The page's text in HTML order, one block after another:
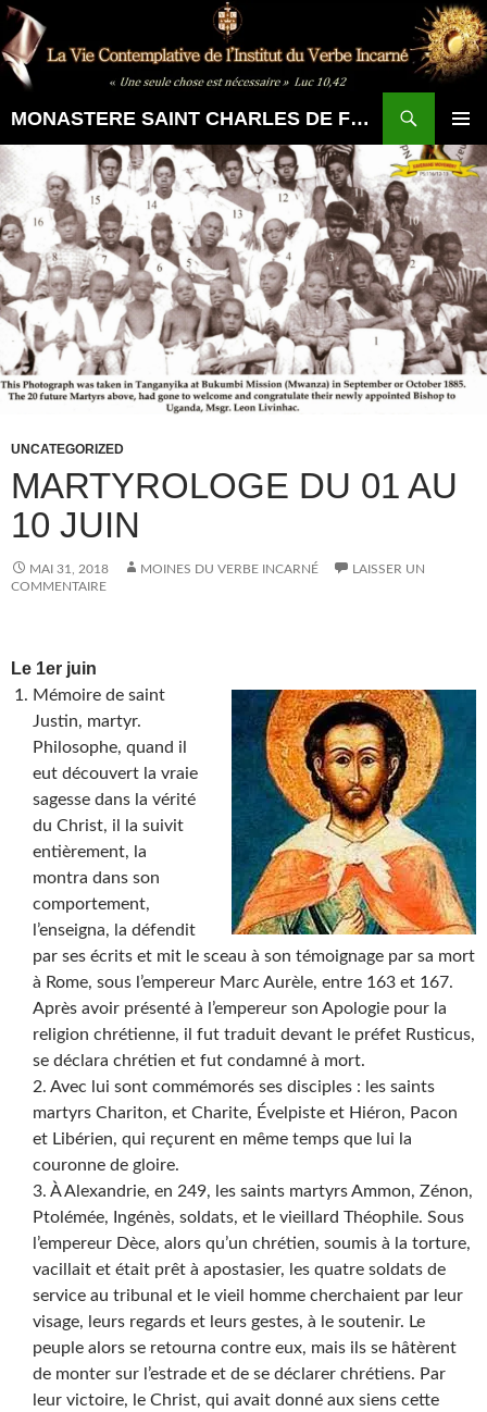
Aller
au
contenu
MONASTERE SAINT CHARLES DE FOUCAULD
MENU
UNCATEGORIZED
MARTYROLOGE DU 01 AU
10 JUIN
MAI 31, 2018 MOINES DU VERBE INCARNÉ
LAISSER UN
COMMENTAIRE
Le 1er juin
Mémoire de saint
Justin, martyr.
Philosophe, quand il
eut découvert la vraie
sagesse dans la vérité
du Christ, il la suivit
entièrement, la
montra dans son
comportement,
l’enseigna, la défendit
par ses écrits et mit le sceau à son témoignage par sa mort
à Rome, sous l’empereur Marc Aurèle, entre 163 et 167.
Après avoir présenté à l’empereur son Apologie pour la
religion chrétienne, il fut traduit devant le préfet Rusticus,
se déclara chrétien et fut condamné à mort.
2. Avec lui sont commémorés ses disciples : les saints
martyrs Chariton, et Charite, Évelpiste et Hiéron, Pacon
et Libérien, qui reçurent en même temps que lui la
couronne de gloire.
3. À Alexandrie, en 249, les saints martyrs Ammon, Zénon,
Ptolémée, Ingénès, soldats, et le vieillard Théophile. Sous
l’empereur Dèce, alors qu’un chrétien, soumis à la torture,
vacillait et était prêt à apostasier, les quatre soldats de
service au tribunal et le vieil homme cherchaient par leur
visage, leurs regards et leurs gestes, à le soutenir. Le
peuple alors se retourna contre eux, mais ils se hâtèrent
de monter sur l’estrade et de se déclarer chrétiens. Par
leur victoire, le Christ, qui avait donné aux siens cette